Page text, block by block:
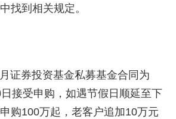
找到相关规定。
证券投资基金私募基金合同为
接受申购，如遇节假日顺延至下
购100万起，老客户追加10万元